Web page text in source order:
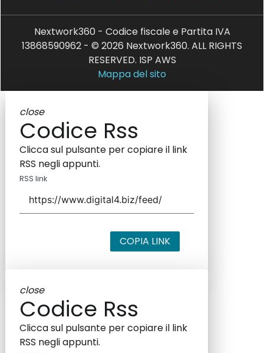
Nextwork360 - Codice fiscale e Partita IVA
13868590962 - © 2026 Nextwork360. ALL RIGHTS
RESERVED. ISP AWS
Mappa del sito
close
Codice Rss
Clicca sul pulsante per copiare il link
RSS negli appunti.
RSS link
COPIA LINK
close
Codice Rss
Clicca sul pulsante per copiare il link
RSS negli appunti.